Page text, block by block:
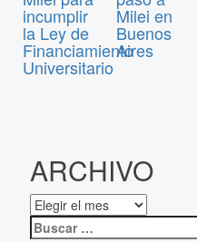
incumplir
la Ley de
Financiamiento
Universitario
Milei en
Buenos
Aires
ARCHIVO